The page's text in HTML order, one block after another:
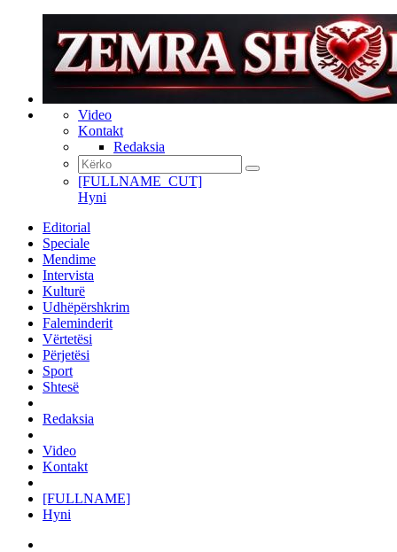
Video
Kontakt
Redaksia
[FULLNAME_CUT]
Hyni
Editorial
Speciale
Mendime
Intervista
Kulturë
Udhëpërshkrim
Faleminderit
Vërtetësi
Përjetësi
Sport
Shtesë
Redaksia
Video
Kontakt
[FULLNAME]
Hyni